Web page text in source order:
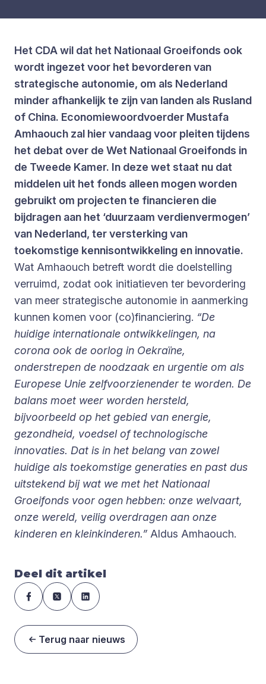
Het CDA wil dat het Nationaal Groeifonds ook
wordt ingezet voor het bevorderen van
strategische autonomie, om als Nederland
minder afhankelijk te zijn van landen als Rusland
of China. Economiewoordvoerder Mustafa
Amhaouch zal hier vandaag voor pleiten tijdens
het debat over de Wet Nationaal Groeifonds in
de Tweede Kamer. In deze wet staat nu dat
middelen uit het fonds alleen mogen worden
gebruikt om projecten te financieren die
bijdragen aan het ‘duurzaam verdienvermogen’
van Nederland, ter versterking van
toekomstige kennisontwikkeling en innovatie.
Wat Amhaouch betreft wordt die doelstelling
verruimd, zodat ook initiatieven ter bevordering
van meer strategische autonomie in aanmerking
kunnen komen voor (co)financiering. “De
huidige internationale ontwikkelingen, na
corona ook de oorlog in Oekraïne,
onderstrepen de noodzaak en urgentie om als
Europese Unie zelfvoorzienender te worden. De
balans moet weer worden hersteld,
bijvoorbeeld op het gebied van energie,
gezondheid, voedsel of technologische
innovaties. Dat is in het belang van zowel
huidige als toekomstige generaties en past dus
uitstekend bij wat we met het Nationaal
Groeifonds voor ogen hebben: onze welvaart,
onze wereld, veilig overdragen aan onze
kinderen en kleinkinderen.” Aldus Amhaouch.
Deel dit artikel
Terug naar nieuws